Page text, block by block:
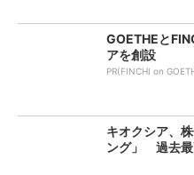
GOETHEと
アを創設
PR(FINCHI on
キオクシア、
ング」 過去